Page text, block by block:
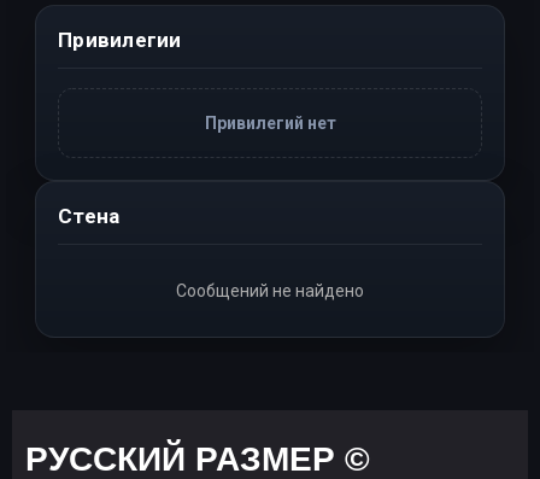
Привилегии
Привилегий нет
Стена
Сообщений не найдено
РУССКИЙ РАЗМЕР ©